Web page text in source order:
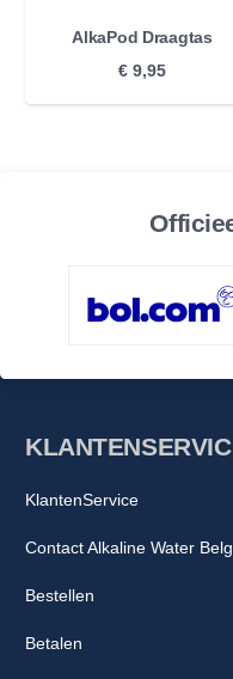
AlkaPod Draagtas
€ 9,95
KlantenService
Contact Alkaline Water
Bestellen
Betalen